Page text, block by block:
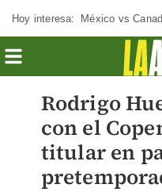
Hoy interesa: México vs
Rodrigo
con el
titular en